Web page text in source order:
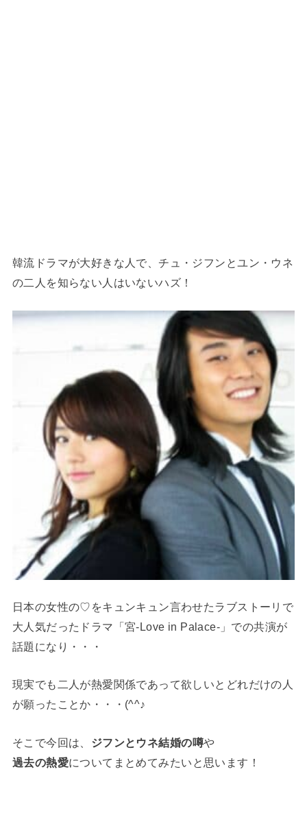
韓流ドラマが大好きな人で、チュ・ジフンとユン・ウネ
の二人を知らない人はいないハズ！
日本の女性の♡をキュンキュン言わせたラブストーリで
大人気だったドラマ「宮-Love in Palace-」での共演が
話題になり・・・
現実でも二人が熱愛関係であって欲しいとどれだけの人
が願ったことか・・・(^^♪
そこで今回は、 ジフンとウネ結婚の噂や
過去の熱愛についてまとめてみたいと思います！